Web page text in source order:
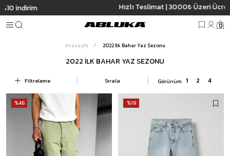
Hızlı Teslimat | 3000₺ Üzeri Ücretsiz Kargo
0
Anasayfa 2022 İlk Bahar Yaz Sezonu
2022 İLK BAHAR YAZ SEZONU
Filtreleme Sırala
%46 %19